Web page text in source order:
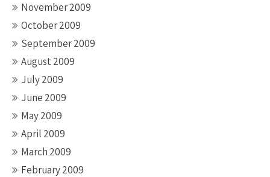
November 2009
October 2009
September 2009
August 2009
July 2009
June 2009
May 2009
April 2009
March 2009
February 2009